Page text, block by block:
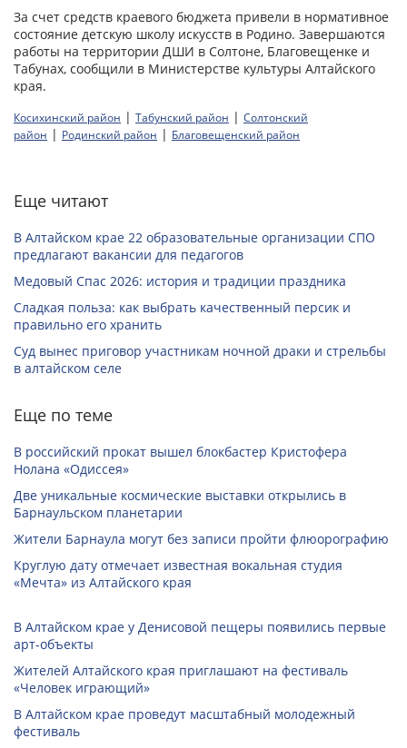
За счет средств краевого бюджета привели в нормативное
состояние детскую школу искусств в Родино. Завершаются
работы на территории ДШИ в Солтоне, Благовещенке и
Табунах, сообщили в Министерстве культуры Алтайского
края.
Косихинский район | Табунский район | Солтонский
район | Родинский район | Благовещенский район
Еще читают
В Алтайском крае 22 образовательные организации СПО
предлагают вакансии для педагогов
Медовый Спас 2026: история и традиции праздника
Сладкая польза: как выбрать качественный персик и
правильно его хранить
Суд вынес приговор участникам ночной драки и стрельбы
в алтайском селе
Еще по теме
В российский прокат вышел блокбастер Кристофера
Нолана «Одиссея»
Две уникальные космические выставки открылись в
Барнаульском планетарии
Жители Барнаула могут без записи пройти флюорографию
Круглую дату отмечает известная вокальная студия
«Мечта» из Алтайского края
В Алтайском крае у Денисовой пещеры появились первые
арт-объекты
Жителей Алтайского края приглашают на фестиваль
«Человек играющий»
В Алтайском крае проведут масштабный молодежный
фестиваль